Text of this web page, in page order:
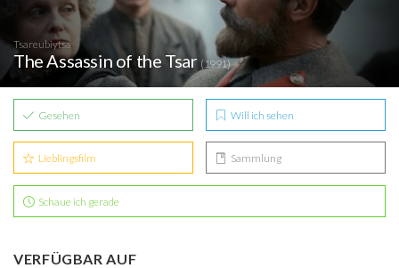
Tsareubiytsa
The Assassin of the Tsar(1991)
Gesehen Will ich sehen
Lieblingsfilm Sammlung
Schaue ich gerade
VERFÜGBAR AUF